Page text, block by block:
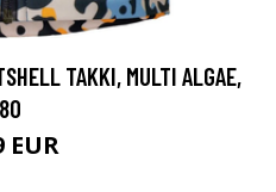
TAKKI, MULTI ALGAE,
80
EUR